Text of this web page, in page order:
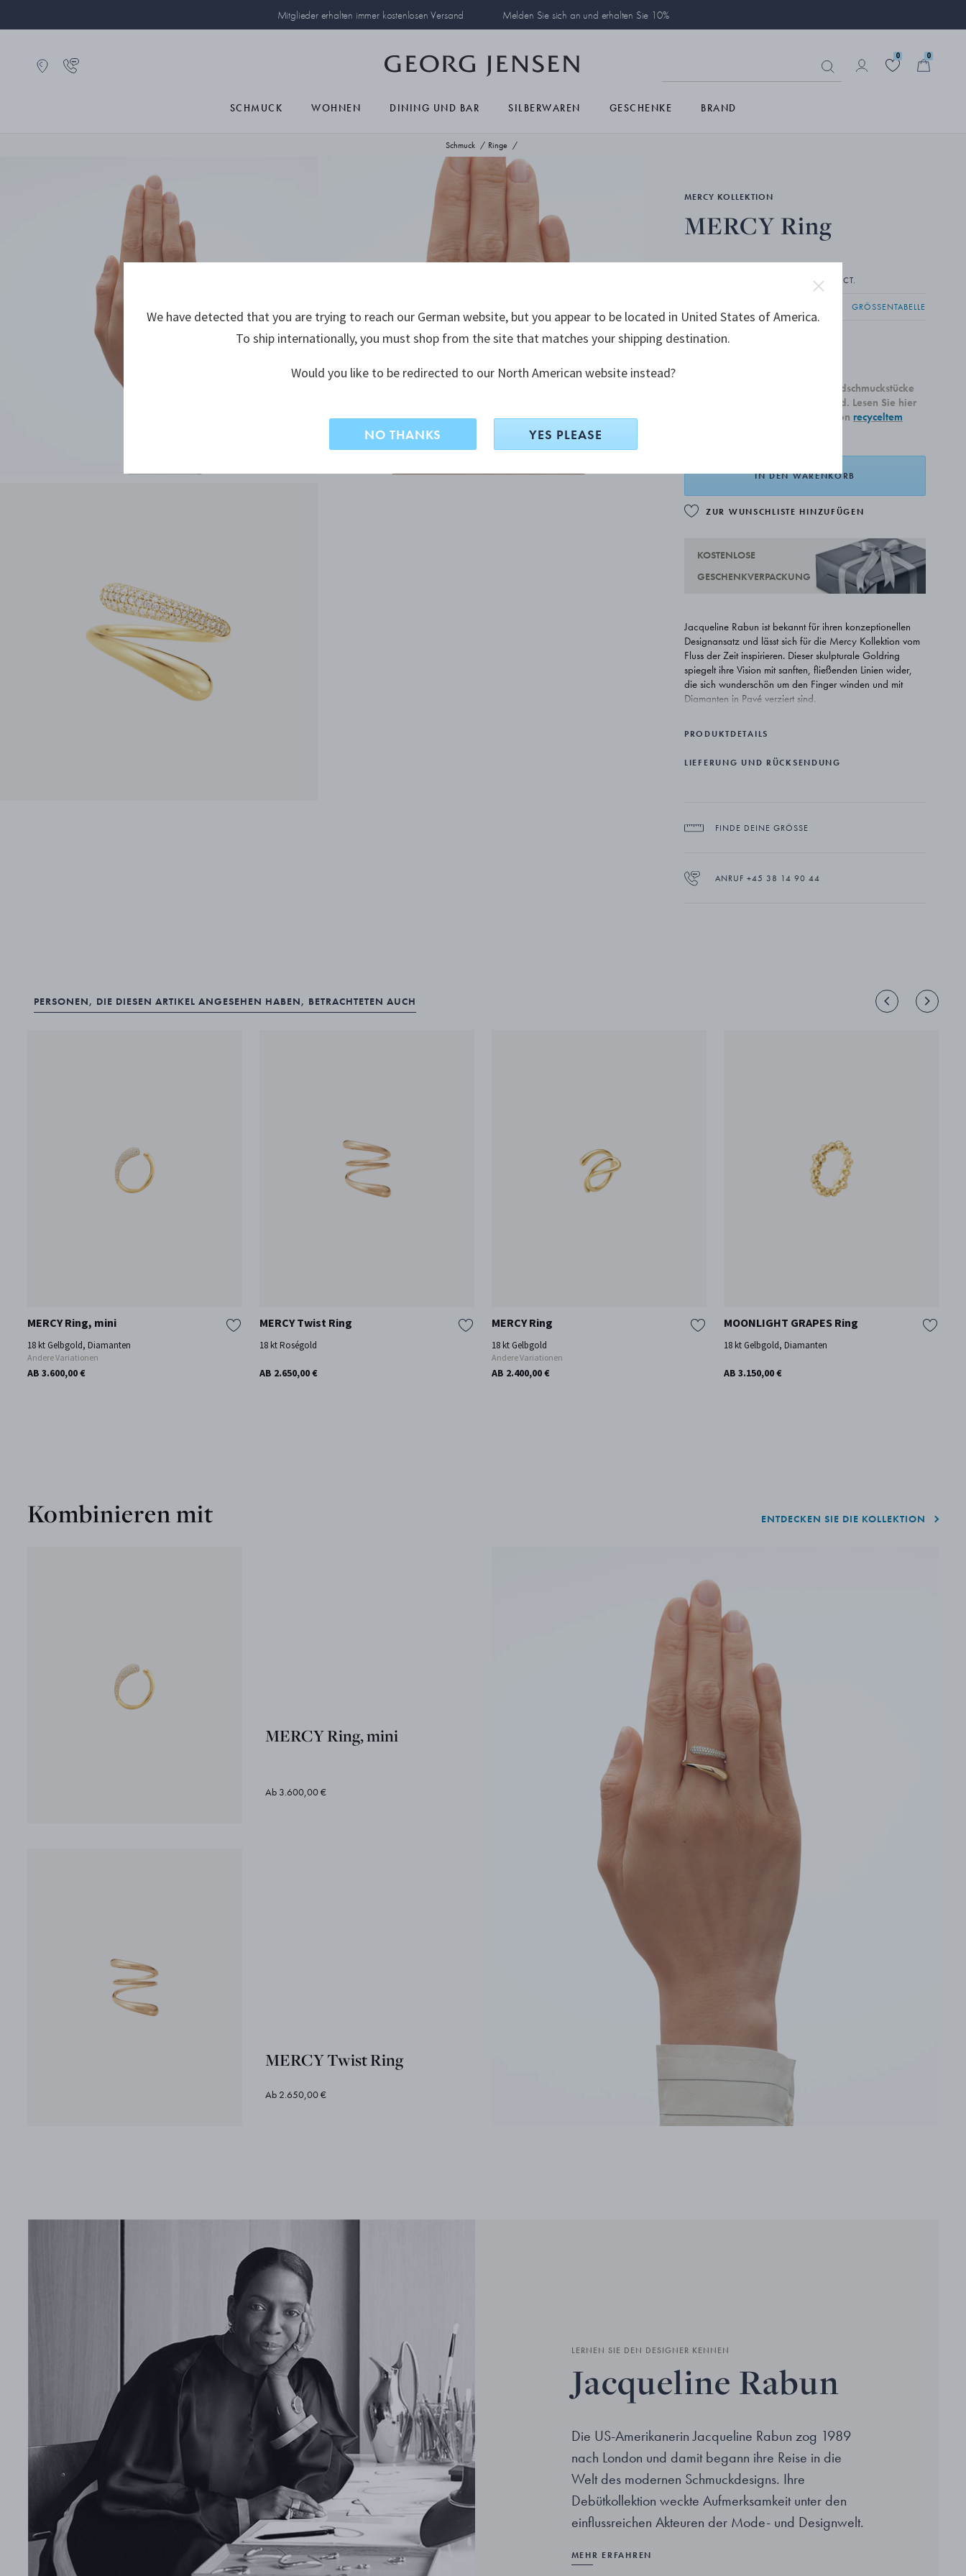
Mitglieder erhalten immer kostenlosen Versand Melden Sie sich an und erhalten Sie 10%
0 0
SCHMUCK WOHNEN DINING UND BAR SILBERWAREN GESCHENKE BRAND
Schmuck Ringe
MERCY KOLLEKTION
MERCY Ring
18 KT GELBGOLD, DIAMANTEN, 0,37 CT.
GRÖSSENTABELLE
Alle unsere neu produzierten Goldschmuckstücke
sind aus recyceltem 18 Karat Gold. Lesen Sie hier
mehr über unsere Verwendung von recyceltem
IN DEN WARENKORB
ZUR WUNSCHLISTE HINZUFÜGEN
KOSTENLOSE
GESCHENKVERPACKUNG
Jacqueline Rabun ist bekannt für ihren konzeptionellen
Designansatz und lässt sich für die Mercy Kollektion vom
Fluss der Zeit inspirieren. Dieser skulpturale Goldring
spiegelt ihre Vision mit sanften, fließenden Linien wider,
die sich wunderschön um den Finger winden und mit
Diamanten in Pavé verziert sind.
PRODUKTDETAILS
LIEFERUNG UND RÜCKSENDUNG
FINDE DEINE GRÖSSE
ANRUF +45 38 14 90 44
PERSONEN, DIE DIESEN ARTIKEL ANGESEHEN HABEN, BETRACHTETEN AUCH
MERCY Ring, mini
18 kt Gelbgold, Diamanten
Andere Variationen
AB 3.600,00 €
MERCY Twist Ring
18 kt Roségold
AB 2.650,00 €
MERCY Ring
18 kt Gelbgold
Andere Variationen
AB 2.400,00 €
MOONLIGHT GRAPES Ring
18 kt Gelbgold, Diamanten
AB 3.150,00 €
ENTDECKEN SIE DIE KOLLEKTION
Kombinieren mit
MERCY Ring, mini
Ab 3.600,00 €
MERCY Twist Ring
Ab 2.650,00 €
LERNEN SIE DEN DESIGNER KENNEN
Jacqueline Rabun
Die US-Amerikanerin Jacqueline Rabun zog 1989
nach London und damit begann ihre Reise in die
Welt des modernen Schmuckdesigns. Ihre
Debütkollektion weckte Aufmerksamkeit unter den
einflussreichen Akteuren der Mode- und Designwelt.
MEHR ERFAHREN
We have detected that you are trying to reach our German website, but you appear to be located in United States of America.
To ship internationally, you must shop from the site that matches your shipping destination.
Would you like to be redirected to our North American website instead?
NO THANKS YES PLEASE